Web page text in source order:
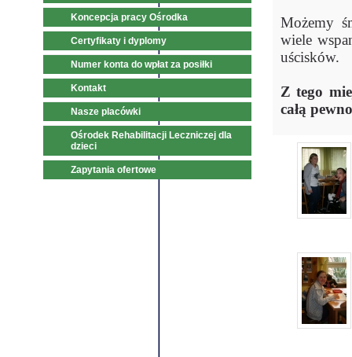
Koncepcja pracy Ośrodka
Certyfikaty i dyplomy
Numer konta do wpłat za posiłki
Kontakt
Nasze placówki
Ośrodek Rehabilitacji Leczniczej dla
dzieci
Zapytania ofertowe
Możemy
wiele
uścisków.
Z tego
całą